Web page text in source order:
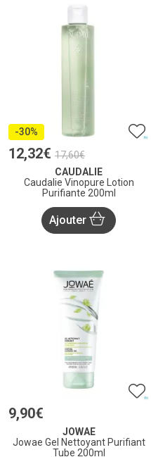
-30%
12,32€ 17,60€
CAUDALIE
Caudalie Vinopure Lotion
Purifiante 200ml
Ajouter
9,90€
JOWAE
Jowae Gel Nettoyant Purifiant
Tube 200ml